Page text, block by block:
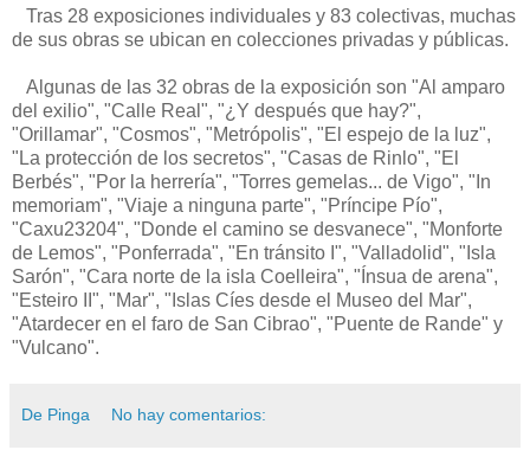
Tras 28 exposiciones individuales y 83 colectivas, muchas
de sus obras se ubican en colecciones privadas y públicas.
Algunas de las 32 obras de la exposición son "Al amparo
del exilio", "Calle Real", "¿Y después que hay?",
"Orillamar", "Cosmos", "Metrópolis", "El espejo de la luz",
"La protección de los secretos", "Casas de Rinlo", "El
Berbés", "Por la herrería", "Torres gemelas... de Vigo", "In
memoriam", "Viaje a ninguna parte", "Príncipe Pío",
"Caxu23204", "Donde el camino se desvanece", "Monforte
de Lemos", "Ponferrada", "En tránsito I", "Valladolid", "Isla
Sarón", "Cara norte de la isla Coelleira", "Ínsua de arena",
"Esteiro II", "Mar", "Islas Cíes desde el Museo del Mar",
"Atardecer en el faro de San Cibrao", "Puente de Rande" y
"Vulcano".
De Pinga No hay comentarios: